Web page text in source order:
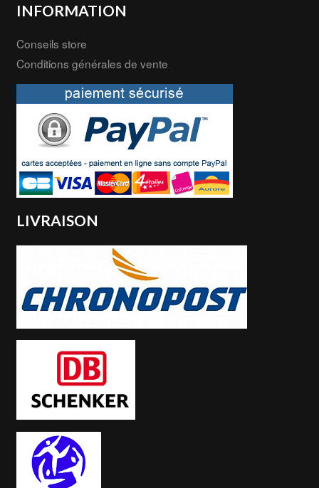
INFORMATION
Conseils store
Conditions générales de vente
LIVRAISON